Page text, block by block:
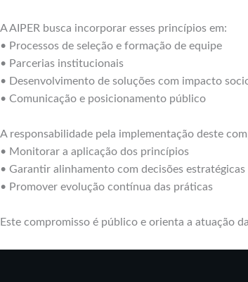
A AIPER busca incorporar esses princípios em:
• Processos de seleção e formação de equipe
• Parcerias institucionais
• Desenvolvimento de soluções com impacto
• Comunicação e posicionamento público
A responsabilidade pela implementação deste
• Monitorar a aplicação dos princípios
• Garantir alinhamento com decisões estratégicas
• Promover evolução contínua das práticas
Este compromisso é público e orienta a atuação